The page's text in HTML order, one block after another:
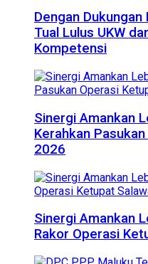
Dengan
Tual Lulus UKW
Kompetensi
Sinergi Amankan
Kerahkan
2026
Sinergi Amankan
Rakor Operasi